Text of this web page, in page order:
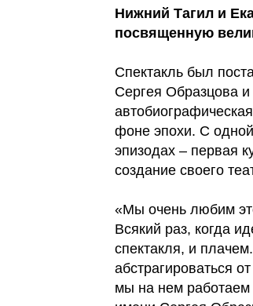
Нижний Тагил и
посвященную
Спектакль был
Сергея Образцова
фоне эпохи. С одной
эпизодах – первая
создание своего
«Мы очень любим
Всякий раз, когда
спектакля, и
абстрагироваться
мы на нем работаем